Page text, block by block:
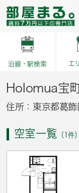
沿線・駅検索 エ
Holomua宝
住所：東京都葛
空室一覧 （1件）